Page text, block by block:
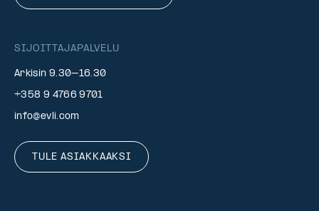
SIJOITTAJAPALVELU
Arkisin 9.30–16.30
+358 9 4766 9701
info@evli.com
TULE ASIAKKAAKSI